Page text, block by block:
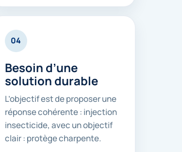
04
Besoin d’une
solution durable
L’objectif est de proposer une
réponse cohérente : injection
insecticide, avec un objectif
clair : protège charpente.